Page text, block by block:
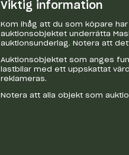
Viktig information
Kom ihåg att du som köpare
auktionsobjektet underrätta
auktionsunderlag. Notera att
Auktionsobjektet som anges
lastbilar med ett uppskattat
reklameras.
Notera att alla objekt som